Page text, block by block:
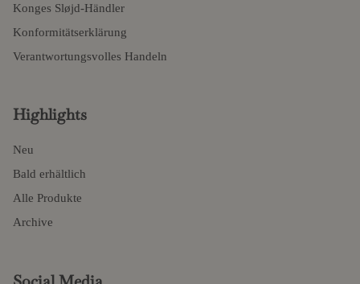
Konges Sløjd-Händler
Konformitätserklärung
Verantwortungsvolles Handeln
Highlights
Neu
Bald erhältlich
Alle Produkte
Archive